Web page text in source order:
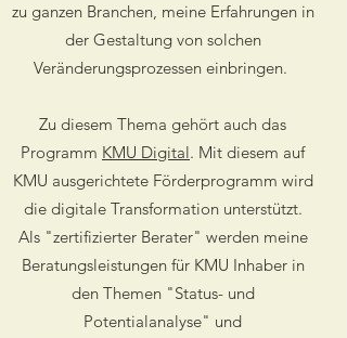
zu ganzen Branchen, meine Erfahrungen in
der Gestaltung von solchen
Veränderungsprozessen einbringen.
Zu diesem Thema gehört auch das
Programm KMU Digital. Mit diesem auf
KMU ausgerichtete Förderprogramm wird
die digitale Transformation unterstützt.
Als "zertifizierter Berater" werden meine
Beratungsleistungen für KMU Inhaber in
den Themen "Status- und
Potentialanalyse" und